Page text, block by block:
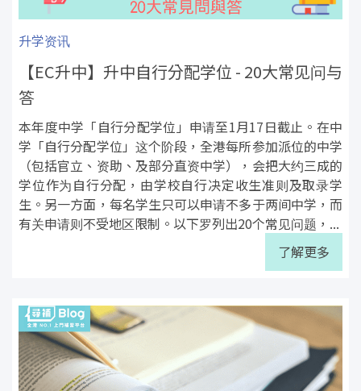
升学资讯
【EC升中】升中自行分配学位 - 20大常见问与
答
本年度中学「自行分配学位」申请至1月17日截止。在中
学「自行分配学位」这个阶段，全港每所参加派位的中学
（包括官立、资助、及部分直资中学），会把大约三成的
学位作为自行分配，由学校自行决定收生准则及取录学
生。另一方面，每名学生只可以申请不多于两间中学，而
有关申请则不受地区限制。以下罗列出20个常见问题，...
了解更多